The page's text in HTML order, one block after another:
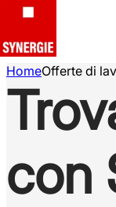
HomeOfferte di
con